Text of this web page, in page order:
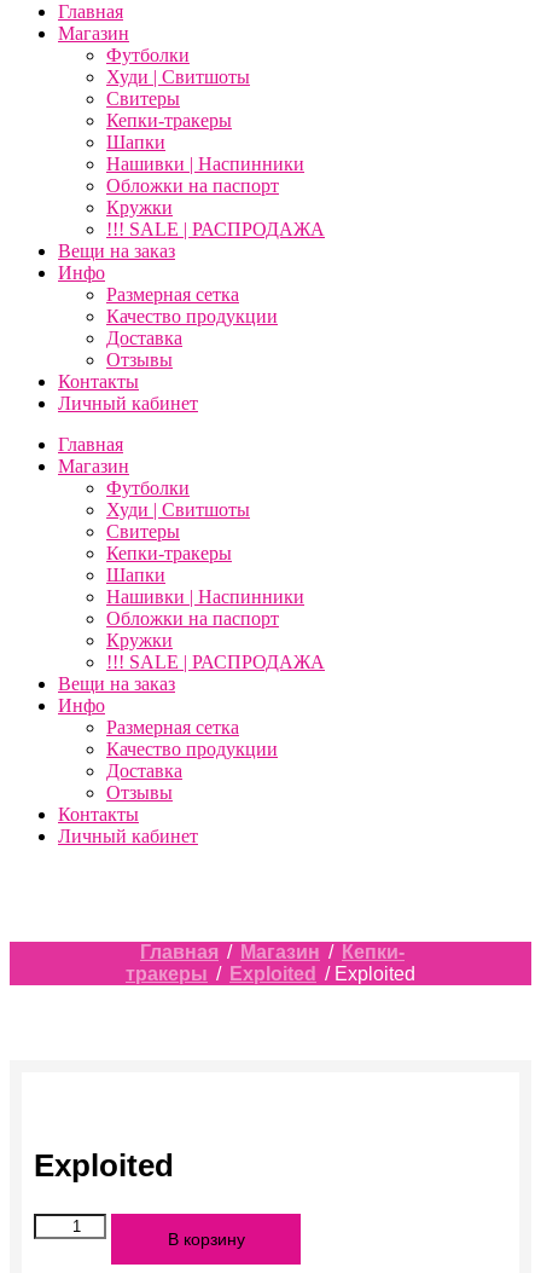
Главная
Магазин
Футболки
Худи | Свитшоты
Свитеры
Кепки-тракеры
Шапки
Нашивки | Наспинники
Обложки на паспорт
Кружки
!!! SALE | РАСПРОДАЖА
Вещи на заказ
Инфо
Размерная сетка
Качество продукции
Доставка
Отзывы
Контакты
Личный кабинет
Главная
Магазин
Футболки
Худи | Свитшоты
Свитеры
Кепки-тракеры
Шапки
Нашивки | Наспинники
Обложки на паспорт
Кружки
!!! SALE | РАСПРОДАЖА
Вещи на заказ
Инфо
Размерная сетка
Качество продукции
Доставка
Отзывы
Контакты
Личный кабинет
Главная / Магазин / Кепки-
тракеры / Exploited / Exploited
Exploited
Количество
Exploited
В корзину